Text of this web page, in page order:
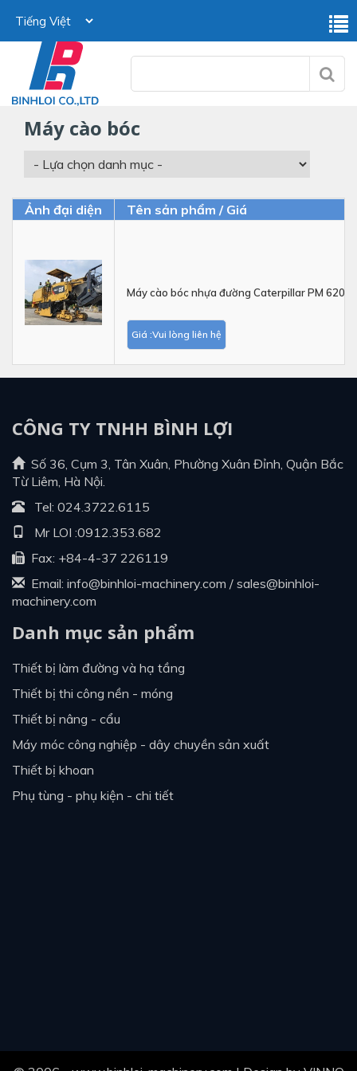
máy cào bóc
Ảnh đại diện Tên sản phẩm / Giá
Máy cào bóc nhựa đường Caterpillar PM 620
Giá :Vui lòng liên hệ
CÔNG TY TNHH BÌNH LỢI
Số 36, Cụm 3, Tân Xuân, Phường Xuân Đỉnh, Quận Bắc
Từ Liêm, Hà Nội.
Tel: 024.3722.6115
Mr LOI :0912.353.682
Fax: +84-4-37 226119
Email: info@binhloi-machinery.com / sales@binhloi-
machinery.com
Danh mục sản phẩm
thiết bị làm đường và hạ tầng
thiết bị thi công nền - móng
thiết bị nâng - cẩu
máy móc công nghiệp - dây chuyền sản xuất
thiết bị khoan
phụ tùng - phụ kiện - chi tiết